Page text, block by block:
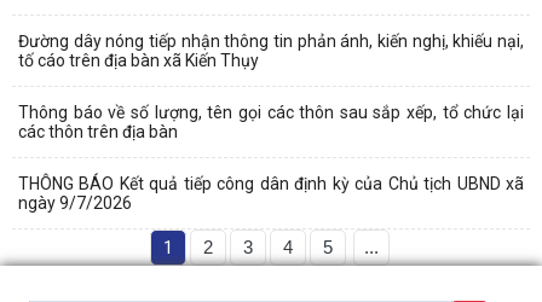
Đường dây nóng tiếp nhận thông tin phản ánh, kiến nghị, khiếu nại,
tố cáo trên địa bàn xã Kiến Thụy
Thông báo về số lượng, tên gọi các thôn sau sắp xếp, tổ chức lại
các thôn trên địa bàn
THÔNG BÁO Kết quả tiếp công dân định kỳ của Chủ tịch UBND xã
ngày 9/7/2026
1 2 3 4 5 ...